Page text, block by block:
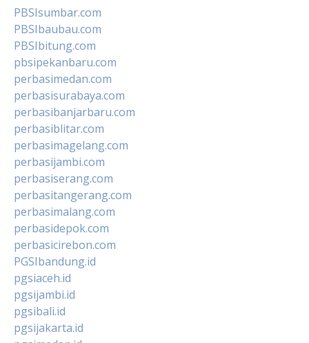
PBSIsumbar.com
PBSIbaubau.com
PBSIbitung.com
pbsipekanbaru.com
perbasimedan.com
perbasisurabaya.com
perbasibanjarbaru.com
perbasiblitar.com
perbasimagelang.com
perbasijambi.com
perbasiserang.com
perbasitangerang.com
perbasimalang.com
perbasidepok.com
perbasicirebon.com
PGSIbandung.id
pgsiaceh.id
pgsijambi.id
pgsibali.id
pgsijakarta.id